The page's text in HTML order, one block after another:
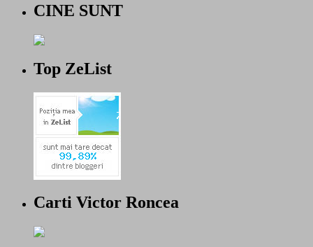
CINE SUNT
Top ZeList
Carti Victor Roncea